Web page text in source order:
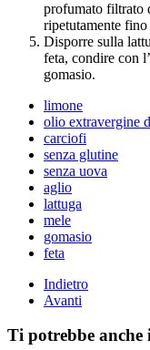
profumato filtrato
ripetutamente
Disporre sulla
feta, condire con
gomasio.
limone
olio extravergine
carciofi
senza glutine
senza uova
aglio
lattuga
mele
gomasio
feta
Indietro
Avanti
Ti potrebbe anche